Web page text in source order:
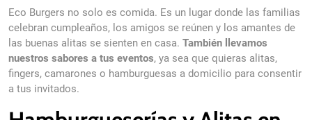
Eco Burgers no solo es comida. Es un lugar donde las familias
celebran cumpleaños, los amigos se reúnen y los amantes de
las buenas alitas se sienten en casa. También llevamos
nuestros sabores a tus eventos, ya sea que quieras alitas,
fingers, camarones o hamburguesas a domicilio para consentir
a tus invitados.